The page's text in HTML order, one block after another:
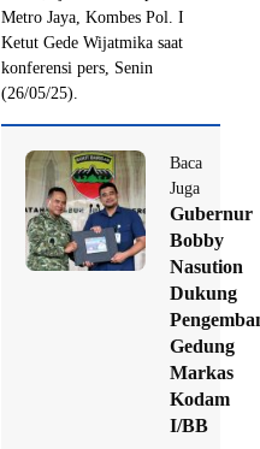
Metro Jaya, Kombes Pol. I
Ketut Gede Wijatmika saat
konferensi pers, Senin
(26/05/25).
Baca
Juga
Gubernur
Bobby
Nasution
Dukung
Gedung
Markas
Kodam
I/BB